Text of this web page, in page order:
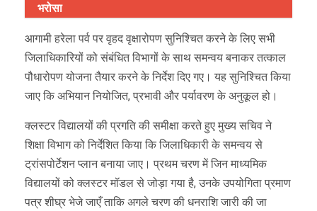
भरोसा
आगामी हरेला पर्व पर वृहद वृक्षारोपण सुनिश्चित करने के लिए सभी
जिलाधिकारियों को संबंधित विभागों के साथ समन्वय बनाकर तत्काल
पौधारोपण योजना तैयार करने के निर्देश दिए गए। यह सुनिश्चित किया
जाए कि अभियान नियोजित, प्रभावी और पर्यावरण के अनुकूल हो।
क्लस्टर विद्यालयों की प्रगति की समीक्षा करते हुए मुख्य सचिव ने
शिक्षा विभाग को निर्देशित किया कि जिलाधिकारी के समन्वय से
ट्रांसपोर्टेशन प्लान बनाया जाए। प्रथम चरण में जिन माध्यमिक
विद्यालयों को क्लस्टर मॉडल से जोड़ा गया है, उनके उपयोगिता प्रमाण
पत्र शीघ्र भेजे जाएँ ताकि अगले चरण की धनराशि जारी की जा